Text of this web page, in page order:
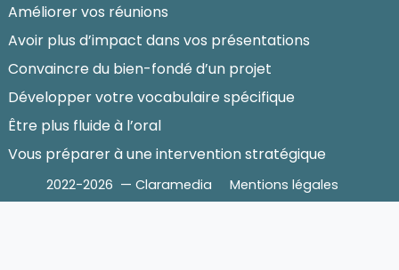
Améliorer vos réunions
Avoir plus d’impact dans vos présentations
Convaincre du bien-fondé d’un projet
Développer votre vocabulaire spécifique
Être plus fluide à l’oral
Vous préparer à une intervention stratégique
2022-2026 — Claramedia Mentions légales